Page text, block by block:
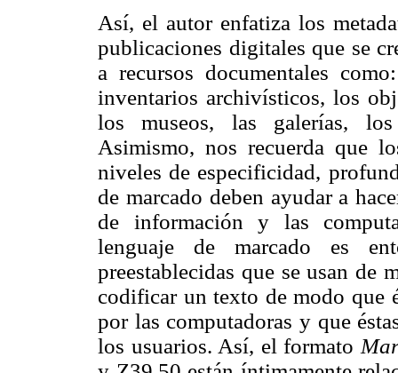
Así, el autor enfatiza los
publicaciones digitales que se
a recursos documentales
inventarios archivísticos, los
los museos, las galerías, los
Asimismo, nos recuerda que
niveles de especificidad,
de marcado deben ayudar a
de información y las
lenguaje de marcado es
preestablecidas que se usan de
codificar un texto de modo que
por las computadoras y que
los usuarios. Así, el formato